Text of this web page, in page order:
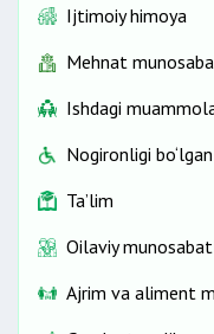
Ijtimoiy himoya
Mehnat
Ishdagi
Nogironligi
Ta’lim
Oilaviy
Ajrim va aliment